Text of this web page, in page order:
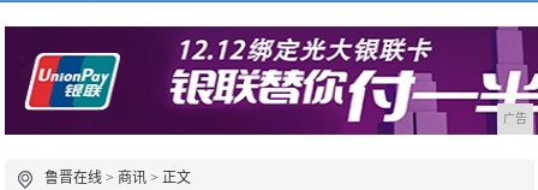
广告
鲁晋在线 > 商讯 > 正文